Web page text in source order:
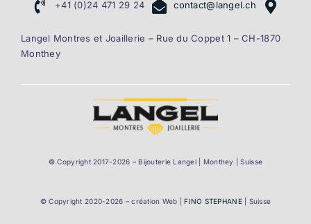
+41 (0)24 471 29 24 contact@langel.ch
Langel Montres et Joaillerie – Rue du Coppet 1 – CH-1870
Monthey
© Copyright 2017-2026 – Bijouterie Langel | Monthey | Suisse
© Copyright 2020-2026 – création Web |FINO STEPHANE| Suisse